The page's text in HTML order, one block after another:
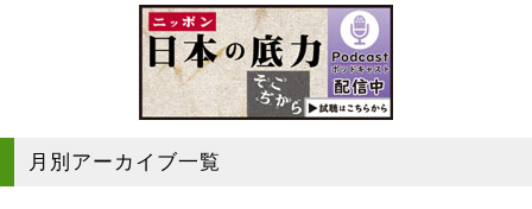
月別アーカイブ一覧